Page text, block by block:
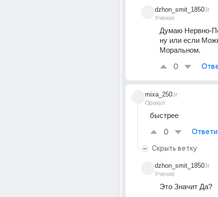
dzhon_smit_1850
Ученик
3г
Думаю Нервно-
ну или если
Моральном.
0
mixa_250
Оракул
3г
быстрее
0
Скрыть ветку
dzhon_smit_1850
Ученик
3г
Это Значит Да?